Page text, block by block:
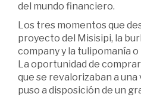
del mundo financiero.
Los tres momentos que
proyecto del Misisipi, la
company y la tulipomanía
La oportunidad de
que se revalorizaban a
puso a disposición de un